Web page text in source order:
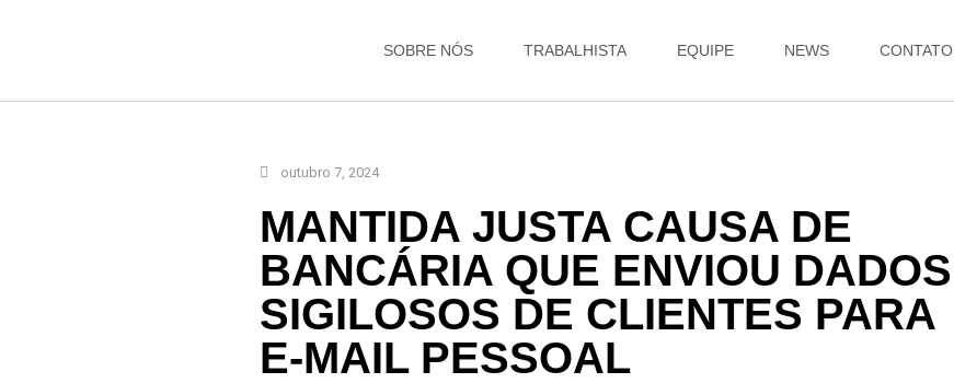
SOBRE NÓS TRABALHISTA EQUIPE NEWS CONTATO
outubro 7, 2024
MANTIDA JUSTA CAUSA DE
BANCÁRIA QUE ENVIOU DADOS
SIGILOSOS DE CLIENTES PARA
E-MAIL PESSOAL